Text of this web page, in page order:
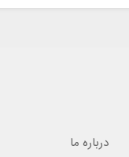
درباره ما